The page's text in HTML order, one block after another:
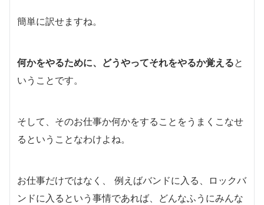
簡単に訳せますね。
何かをやるために、どうやってそれをやるか覚えると
いうことです。
そして、そのお仕事か何かをすることをうまくこなせ
るということなわけよね。
お仕事だけではなく、 例えばバンドに入る、ロックバ
ンドに入るという事情であれば、どんなふうにみんな